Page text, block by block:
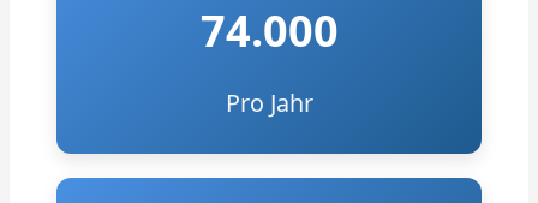
74.000
Pro Jahr